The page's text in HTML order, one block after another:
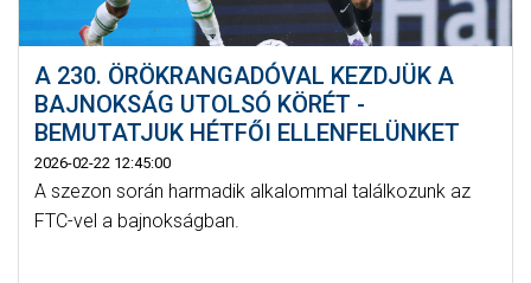
A 230. ÖRÖKRANGADÓVAL KEZDJÜK A
BAJNOKSÁG UTOLSÓ KÖRÉT -
BEMUTATJUK HÉTFŐI ELLENFELÜNKET
2026-02-22 12:45:00
A szezon során harmadik alkalommal találkozunk az
FTC-vel a bajnokságban.